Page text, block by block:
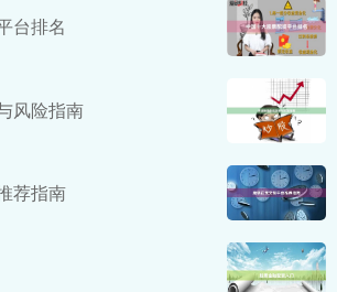
台排名
风险指南
荐指南